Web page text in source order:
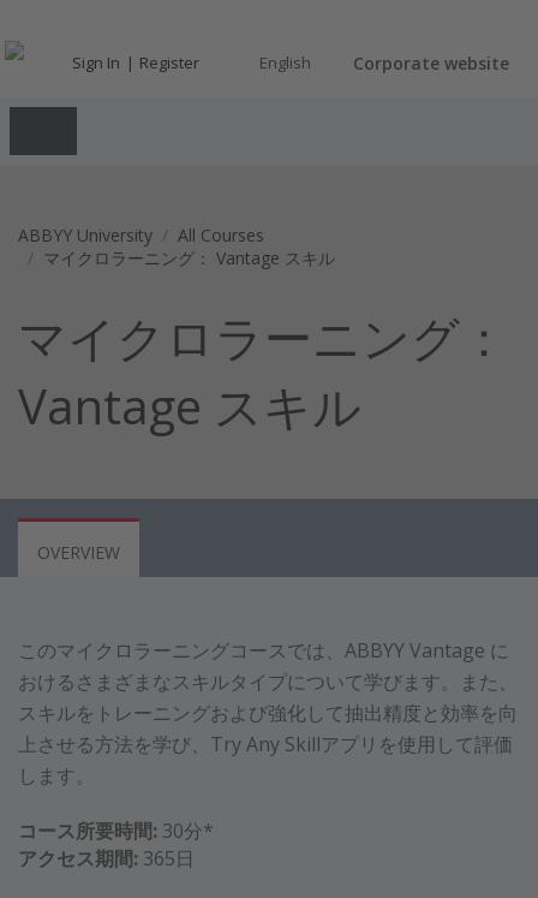
Sign In Register English Corporate website
ABBYY University
All Courses
マイクロラーニング： Vantage スキル
マイクロラーニング：
Vantage スキル
OVERVIEW
このマイクロラーニングコースでは、ABBYY Vantage に
おけるさまざまなスキルタイプについて学びます。また、
スキルをトレーニングおよび強化して抽出精度と効率を向
上させる方法を学び、Try Any Skillアプリを使用して評価
します。
コース所要時間: 30分*
アクセス期間: 365日